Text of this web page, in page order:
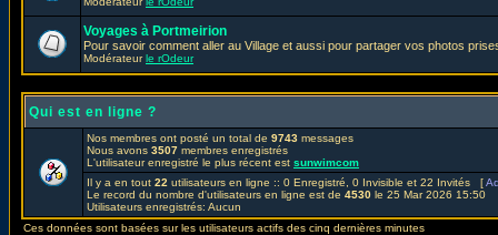
Voyages à Portmeirion
Pour savoir comment aller au Village et aussi pour partager vos photos
Modérateurle rOdeur
Qui est en ligne ?
Nos membres ont posté un total de 9743 messages
Nous avons 3507 membres enregistrés
L'utilisateur enregistré le plus récent est sunwimcom
Il y a en tout 22 utilisateurs en ligne :: 0 Enregistré, 0 Invisible et 22 Invités [
Le record du nombre d'utilisateurs en ligne est de 4530 le 25 Mar 2026 15:50
Utilisateurs enregistrés: Aucun
Ces données sont basées sur les utilisateurs actifs des cinq dernières minutes